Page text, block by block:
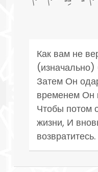
Как вам не
Затем Он
временем Он
Чтобы потом
жизни, И
возвратитесь.